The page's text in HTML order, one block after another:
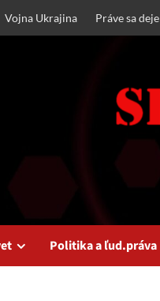
Vojna Ukrajina Práve sa deje
Politika a ľud.práva